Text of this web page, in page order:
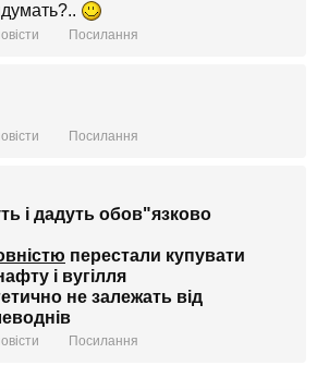
Посилання
Посилання
і дадуть обов"язково
перестали купувати
і вугілля
не залежать від
Посилання